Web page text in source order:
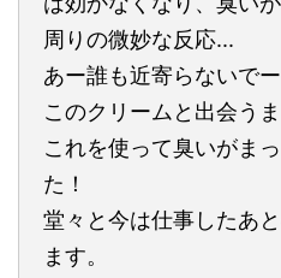
周りの微妙な反応...
あー誰も近寄らないで
このクリームと出会うま
これを使って臭いがま
た！
堂々と今は仕事したあ
ます。